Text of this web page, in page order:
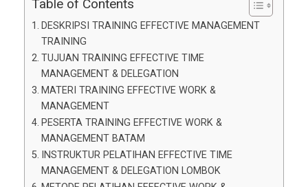
Table of Contents
DESKRIPSI TRAINING EFFECTIVE MANAGEMENT
TRAINING
TUJUAN TRAINING EFFECTIVE TIME
MANAGEMENT & DELEGATION
MATERI TRAINING EFFECTIVE WORK &
MANAGEMENT
PESERTA TRAINING EFFECTIVE WORK &
MANAGEMENT BATAM
INSTRUKTUR PELATIHAN EFFECTIVE TIME
MANAGEMENT & DELEGATION LOMBOK